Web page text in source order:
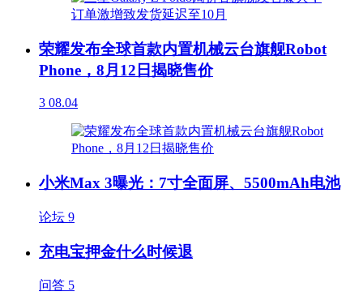
荣耀发布全球首款内置机械云台旗舰Robot
Phone，8月12日揭晓售价
3 08.04
小米Max 3曝光：7寸全面屏、5500mAh电池
论坛 9
充电宝押金什么时候退
问答 5